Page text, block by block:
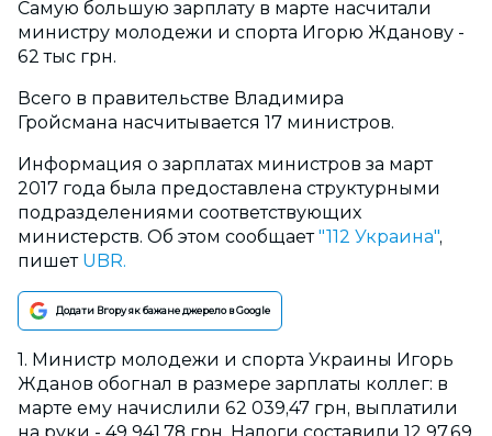
Самую большую зарплату в марте насчитали
министру молодежи и спорта Игорю Жданову -
62 тыс грн.
Всего в правительстве Владимира
Гройсмана насчитывается 17 министров.
Информация о зарплатах министров за март
2017 года была предоставлена структурными
подразделениями соответствующих
министерств. Об этом сообщает"112 Украина",
пишетUBR.
Додати Вгору як бажане джерело в Google
1. Министр молодежи и спорта Украины Игорь
Жданов обогнал в размере зарплаты коллег: в
марте ему начислили 62 039,47 грн, выплатили